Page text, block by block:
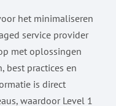
het minimaliseren
service provider
met oplossingen
best practices en
is direct
waardoor Level 1